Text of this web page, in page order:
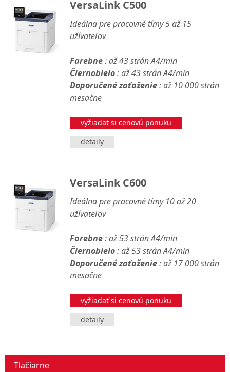
VersaLink C500
Ideálna pre pracovné tímy 5 až 15
užívateľov
Farebne: až 43 strán A4/min
Čiernobielo: až 43 strán A4/min
Doporučené zaťaženie: až 10 000 strán
mesačne
vyžiadať si cenovú ponuku
detaily
VersaLink C600
Ideálna pre pracovné tímy 10 až 20
užívateľov
Farebne: až 53 strán A4/min
Čiernobielo: až 53 strán A4/min
Doporučené zaťaženie: až 17 000 strán
mesačne
vyžiadať si cenovú ponuku
detaily
Tlačiarne